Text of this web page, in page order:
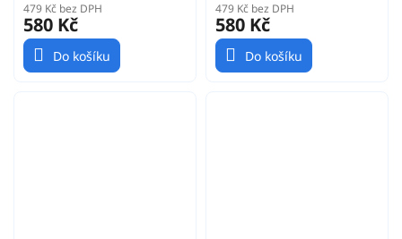
479 Kč bez DPH
580 Kč
Do košíku
479 Kč bez DPH
580 Kč
Do košíku